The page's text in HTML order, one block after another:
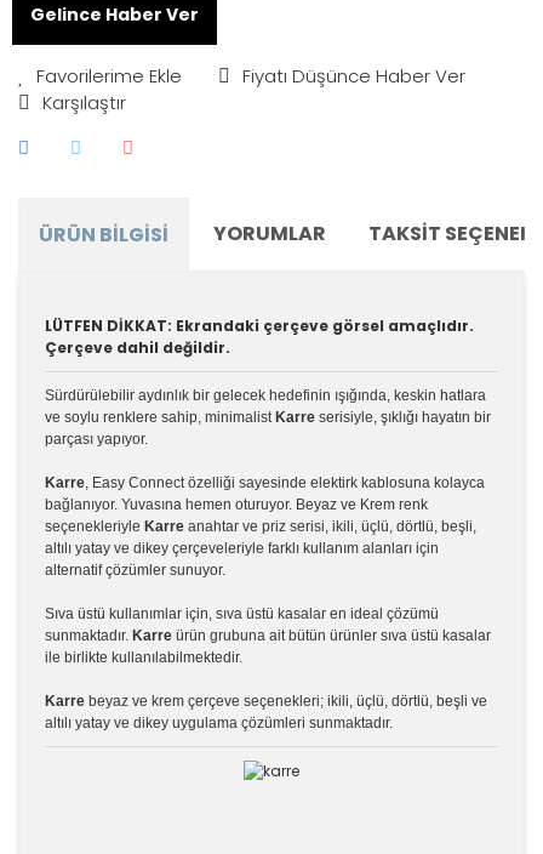
Gelince Haber Ver
Fiyatı Düşünce Haber Ver
Karşılaştır
ÜRÜN BILGISI YORUMLAR TAKSIT
LÜTFEN DİKKAT: Ekrandaki çerçeve görsel amaçlıdır.
Çerçeve dahil değildir.
Sürdürülebilir aydınlık bir gelecek hedefinin ışığında, keskin hatlara
ve soylu renklere sahip, minimalist Karre serisiyle, şıklığı hayatın bir
parçası yapıyor.
Karre, Easy Connect özelliği sayesinde elektirk kablosuna kolayca
bağlanıyor. Yuvasına hemen oturuyor. Beyaz ve Krem renk
seçenekleriyle Karre anahtar ve priz serisi, ikili, üçlü, dörtlü, beşli,
altılı yatay ve dikey çerçeveleriyle farklı kullanım alanları için
alternatif çözümler sunuyor.
Sıva üstü kullanımlar için, sıva üstü kasalar en ideal çözümü
sunmaktadır. Karre ürün grubuna ait bütün ürünler sıva üstü kasalar
ile birlikte kullanılabilmektedir.
Karre beyaz ve krem çerçeve seçenekleri; ikili, üçlü, dörtlü, beşli ve
altılı yatay ve dikey uygulama çözümleri sunmaktadır.